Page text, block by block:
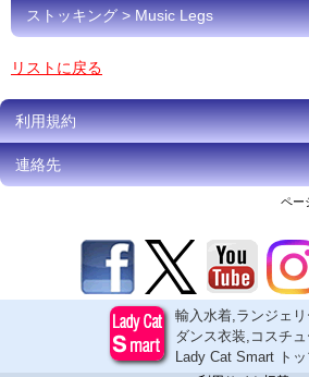
ストッキング > Music Legs
リストに戻る
利用規約
連絡先
ペー
輸入水着,ランジェ
ダンス衣装,コスチュ
Lady Cat Smart ト